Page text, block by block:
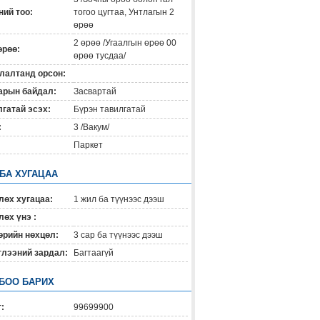
тоо:
тогоо цугтаа, Унтлагын 2
өрөө
2 өрөө /Угаалгын өрөө 00
өрөө тусдаа/
орсон:
байдал:
Засвартай
эсэх:
Бүрэн тавилгатай
3 /Вакум/
Паркет
ХУГАЦАА
хугацаа:
1 жил ба түүнээс дээш
үнэ :
нөхцөл:
3 сар ба түүнээс дээш
зардал:
Багтаагүй
БАРИХ
99699900